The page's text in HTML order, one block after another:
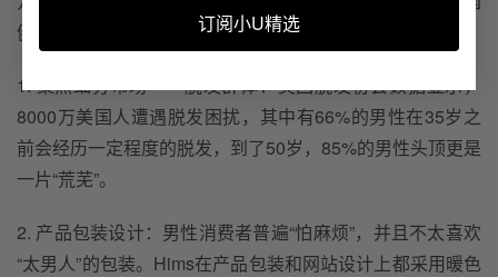
订阅小U精选
健康领域增速最快的独角兽品牌之一。
1. 聚焦细分市场——脱发群体：美国脱发协会数据显示，
8000万美国人遭遇脱发困扰，其中有66%的男性在35岁之
前会经历一定程度的脱发，到了50岁，85%的男性头顶更是
一片“荒芜”。
2. 产品包装设计：男性消费者普遍“怕麻烦”，并且不太喜欢
“太男人”的包装。Hims在产品包装和网站设计上都采用暖色